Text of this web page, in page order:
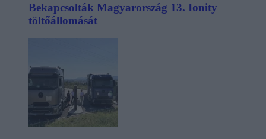
Bekapcsolták Magyarország 13. Ionity
töltőállomását